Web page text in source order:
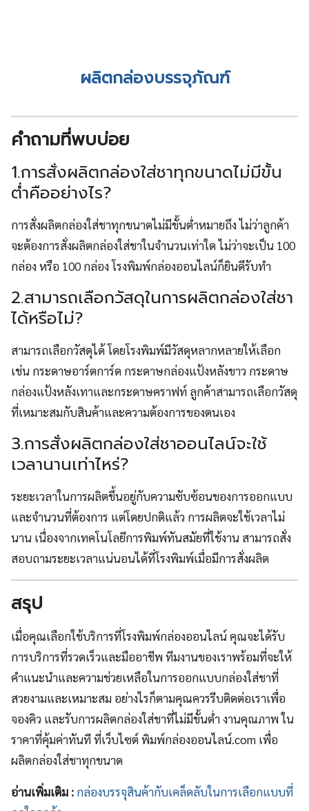
ผลิตกล่องบรรจุภัณฑ์
คำถามที่พบบ่อย
1.การสั่งผลิตกล่องใส่ชาทุกขนาดไม่มีขั้น
ต่ำคืออย่างไร?
การสั่งผลิตกล่องใส่ชาทุกขนาดไม่มีขั้นต่ำหมายถึง ไม่ว่าลูกค้า
จะต้องการสั่งผลิตกล่องใส่ชาในจำนวนเท่าใด ไม่ว่าจะเป็น 100
กล่อง หรือ 100 กล่อง โรงพิมพ์กล่องออนไลน์ก็ยินดีรับทำ
2.สามารถเลือกวัสดุในการผลิตกล่องใส่ชา
ได้หรือไม่?
สามารถเลือกวัสดุได้ โดยโรงพิมพ์มีวัสดุหลากหลายให้เลือก
เช่น กระดาษอาร์ตการ์ด กระดาษกล่องแป้งหลังขาว กระดาษ
กล่องแป้งหลังเทาและกระดาษคราฟท์ ลูกค้าสามารถเลือกวัสดุ
ที่เหมาะสมกับสินค้าและความต้องการของตนเอง
3.การสั่งผลิตกล่องใส่ชาออนไลน์จะใช้
เวลานานเท่าไหร่?
ระยะเวลาในการผลิตขึ้นอยู่กับความซับซ้อนของการออกแบบ
และจำนวนที่ต้องการ แต่โดยปกติแล้ว การผลิตจะใช้เวลาไม่
นาน เนื่องจากเทคโนโลยีการพิมพ์ทันสมัยที่ใช้งาน สามารถสั่ง
สอบถามระยะเวลาแน่นอนได้ที่โรงพิมพ์เมื่อมีการสั่งผลิต
สรุป
เมื่อคุณเลือกใช้บริการที่โรงพิมพ์กล่องออนไลน์ คุณจะได้รับ
การบริการที่รวดเร็วและมืออาชีพ ทีมงานของเราพร้อมที่จะให้
คำแนะนำและความช่วยเหลือในการออกแบบกล่องใส่ชาที่
สวยงามและเหมาะสม อย่างไรก็ตามคุณควรรีบติดต่อเราเพื่อ
จองคิว และรับการผลิตกล่องใส่ชาที่ไม่มีขั้นต่ำ งานคุณภาพ ใน
ราคาที่คุ้มค่าทันที ที่เว็บไซต์ พิมพ์กล่องออนไลน์.com เพื่อ
ผลิตกล่องใส่ชาทุกขนาด
อ่านเพิ่มเติม : กล่องบรรจุสินค้ากับเคล็ดลับในการเลือกแบบที่